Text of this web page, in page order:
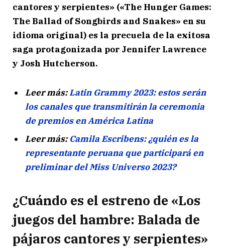
cantores y serpientes» («The Hunger Games:
The Ballad of Songbirds and Snakes» en su
idioma original) es la precuela de la exitosa
saga protagonizada por Jennifer Lawrence
y Josh Hutcherson.
Leer más:Latin Grammy 2023: estos serán
los canales que transmitirán la ceremonia
de premios en América Latina
Leer más: Camila Escribens: ¿quién es la
representante peruana que participará en
preliminar del Miss Universo 2023?
¿Cuándo es el estreno de «Los
juegos del hambre: Balada de
pájaros cantores y serpientes»